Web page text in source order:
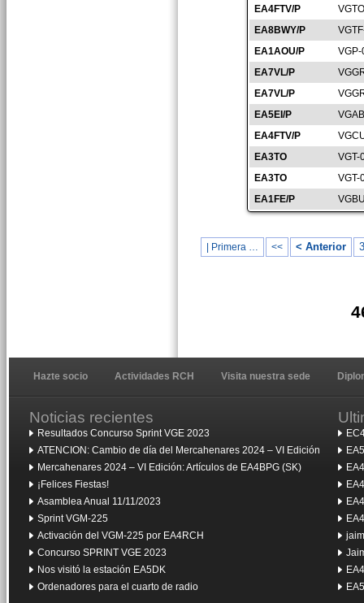
EA4FTV/P
EA8BWY/P
EA1AOU/P
EA7VL/P
EA7VL/P
EA5EI/P
EA4FTV/P
EA3TO
VGT-
EA3TO
VGT-
EA1FE/P
| Primera … << < Anterior
Hazte socio Actividades RCH Visita nuestra sede
Noticias recientes
Resultados Concurso Sprint VGE 2023
ATENCION: Cambio de día del Mercahenares 2024 – VI Edición
Mercahenares 2024 – VI Edición: Artículos de EA4BPG (SK)
¡Felices Fiestas!
Asamblea Anual 11/11/2023
Sprint VGM-225
Activación del VGM-225 por EA4RCH
Concurso SPRINT VGE 2023
Nos visitó la estación EA5DK
Ordenadores para el cuarto de radio